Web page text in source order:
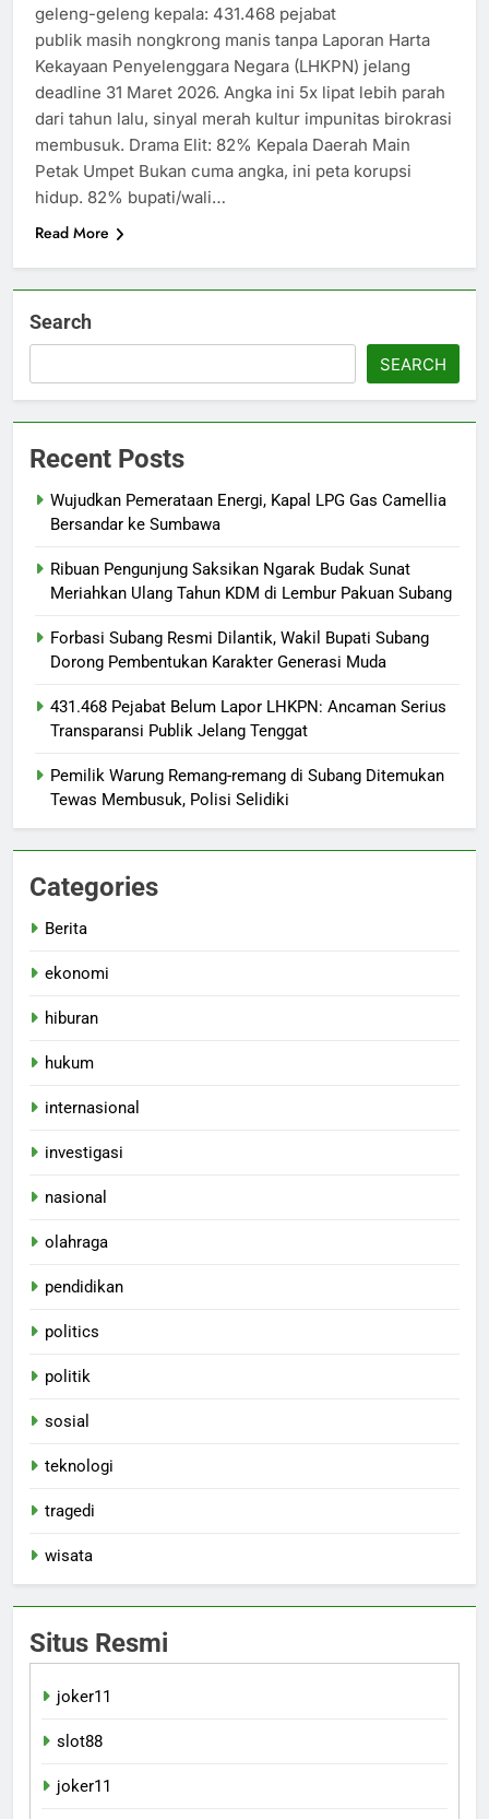
geleng-geleng kepala: 431.468 pejabat
publik masih nongkrong manis tanpa Laporan Harta
Kekayaan Penyelenggara Negara (LHKPN) jelang
deadline 31 Maret 2026. Angka ini 5x lipat lebih parah
dari tahun lalu, sinyal merah kultur impunitas birokrasi
membusuk. Drama Elit: 82% Kepala Daerah Main
Petak Umpet Bukan cuma angka, ini peta korupsi
hidup. 82% bupati/wali…
Read More
Search
SEARCH
Recent Posts
Wujudkan Pemerataan Energi, Kapal LPG Gas Camellia
Bersandar ke Sumbawa
Ribuan Pengunjung Saksikan Ngarak Budak Sunat
Meriahkan Ulang Tahun KDM di Lembur Pakuan Subang
‎Forbasi Subang Resmi Dilantik, Wakil Bupati Subang
Dorong Pembentukan Karakter Generasi Muda
431.468 Pejabat Belum Lapor LHKPN: Ancaman Serius
Transparansi Publik Jelang Tenggat
Pemilik Warung Remang-remang di Subang Ditemukan
Tewas Membusuk, Polisi Selidiki
Categories
Berita
ekonomi
hiburan
hukum
internasional
investigasi
nasional
olahraga
pendidikan
politics
politik
sosial
teknologi
tragedi
wisata
Situs Resmi
joker11
slot88
joker11